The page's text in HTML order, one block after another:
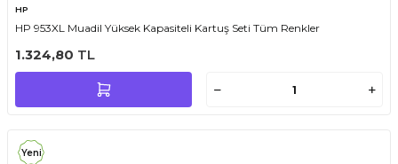
HP
HP 953XL Muadil Yüksek Kapasiteli Kartuş Seti Tüm Renkler
1.324,80 TL
Yeni